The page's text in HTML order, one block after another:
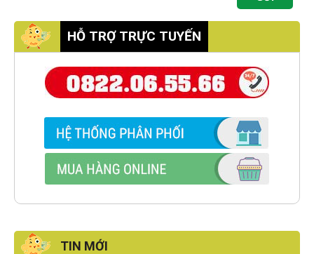
HỖ TRỢ TRỰC TUYẾN
TIN MỚI